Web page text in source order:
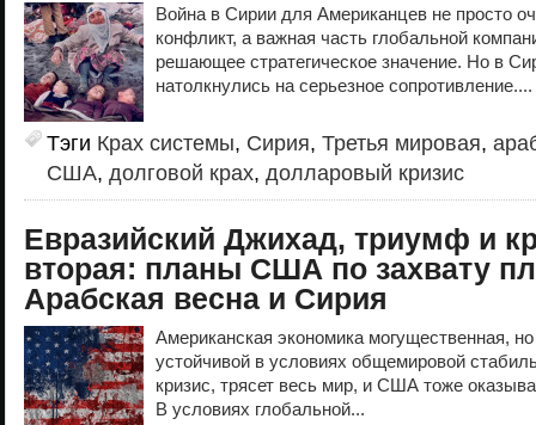
Война в Сирии для Американцев не просто
конфликт, а важная часть глобальной
решающее стратегическое значение. Но в
натолкнулись на серьезное сопротивление....
Тэги Крах системы, Сирия, Третья мировая,
США, долговой крах, долларовый кризис
Евразийский Джихад, триумф и
вторая: планы США по захвату
Арабская весна и Сирия
Американская экономика могущественная,
устойчивой в условиях общемировой
кризис, трясет весь мир, и США тоже
В условиях глобальной...